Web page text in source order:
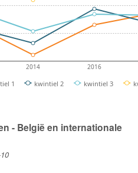
2014 2016
1 kwintiel 2 kwintiel 3
- België en internationale